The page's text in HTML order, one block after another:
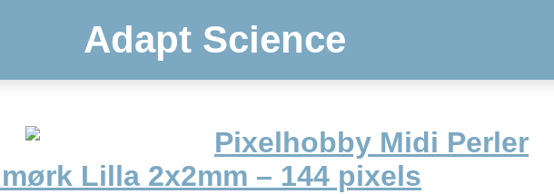
Adapt Science
Pixelhobby Midi Perler
Lilla 2x2mm – 144 pixels